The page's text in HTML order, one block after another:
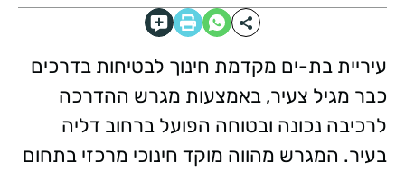
עיריית בת-ים מקדמת חינוך לבטיחות בדרכים
כבר מגיל צעיר, באמצעות מגרש ההדרכה
לרכיבה נכונה ובטוחה הפועל ברחוב דליה
בעיר. המגרש מהווה מוקד חינוכי מרכזי בתחום